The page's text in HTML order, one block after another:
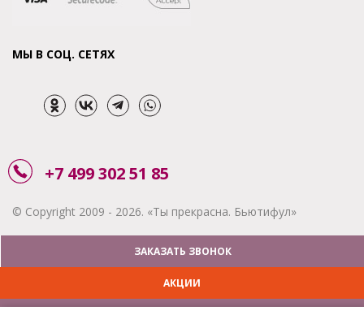
МЫ В СОЦ. СЕТЯХ
+7 499 302 51 85
© Copyright 2009 - 2026. «Ты прекрасна. Бьютифул»
ЗАКАЗАТЬ ЗВОНОК
АКЦИИ